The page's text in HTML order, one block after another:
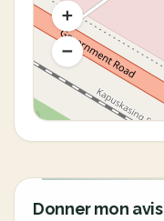
Donner mon avis